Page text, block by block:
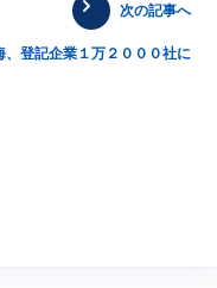
次の記事へ
、登記企業１万２０００社に